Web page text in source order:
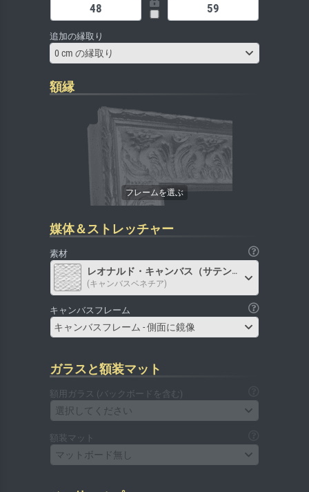
追加の縁取り
0 cm の縁取り
額縁
媒体＆ストレッチャー
素材
レオナルド・キャンバス（サテン）
(キャンバスベネチア)
キャンバスフレーム
キャンバスフレーム - 側面に鏡像
ガラスと額装マット
額用ガラス (バックボードを含む)
選択してください
額装マット
マットボード無し